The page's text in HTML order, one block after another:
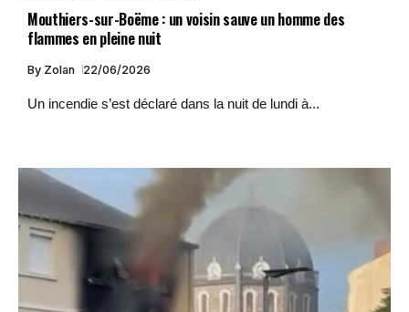
Mouthiers-sur-Boëme : un voisin sauve un homme des
flammes en pleine nuit
By Zolan 22/06/2026
Un incendie s’est déclaré dans la nuit de lundi à...